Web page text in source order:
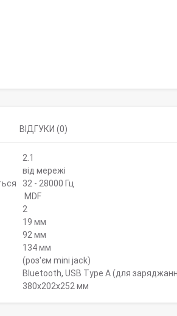
ВІДГУКИ (0)
2.1
від мережі
32 - 28000 Гц
MDF
2
19 мм
92 мм
134 мм
(роз'єм mini jack)
Bluetooth, USB Type A (для
380x202x252 мм